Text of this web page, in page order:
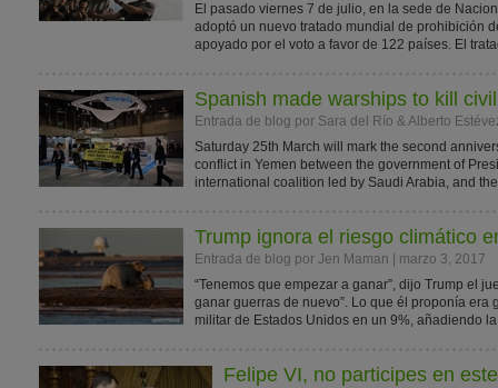
El pasado viernes 7 de julio, en la sede de
adoptó un nuevo tratado mundial de prohibición
apoyado por el voto a favor de 122 países. El
Spanish made warships to kill
Entrada de blog por Sara del Río & Alberto
Saturday 25th March will mark the second
conflict in Yemen between the government of
international coalition led by Saudi Arabia, and
Trump ignora el riesgo climático
Entrada de blog por Jen Maman | marzo 3, 2017
“Tenemos que empezar a ganar”, dijo Trump el
ganar guerras de nuevo”. Lo que él proponía era
militar de Estados Unidos en un 9%, añadiendo
Felipe VI, no participes en